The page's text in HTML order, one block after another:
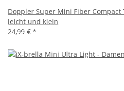
Doppler Super Mini Fiber
leicht und klein
24,99 € *